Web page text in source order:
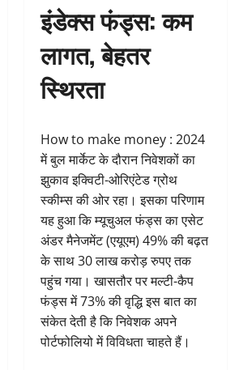
इंडेक्स फंड्स: कम
लागत, बेहतर
स्थिरता
How to make money : 2024
में बुल मार्केट के दौरान निवेशकों का
झुकाव इक्विटी-ओरिएंटेड ग्रोथ
स्कीम्स की ओर रहा। इसका परिणाम
यह हुआ कि म्यूचुअल फंड्स का एसेट
अंडर मैनेजमेंट (एयूएम) 49% की बढ़त
के साथ 30 लाख करोड़ रुपए तक
पहुंच गया। खासतौर पर मल्टी-कैप
फंड्स में 73% की वृद्धि इस बात का
संकेत देती है कि निवेशक अपने
पोर्टफोलियो में विविधता चाहते हैं।